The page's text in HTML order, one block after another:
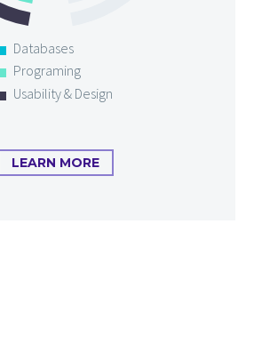
Databases
Programing
Usability & Design
LEARN MORE